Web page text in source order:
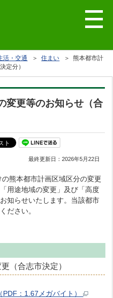
活・交通 ＞住まい ＞ 熊本都市計
定分）
変更等のお知らせ（合
最終更新日：2026年5月22日
熊本都市計画区域区分の変更
用途地域の変更」及び「高度
知らせいたします。当該都市
ださい。
（合志市決定）
PDF：1.67メガバイト）